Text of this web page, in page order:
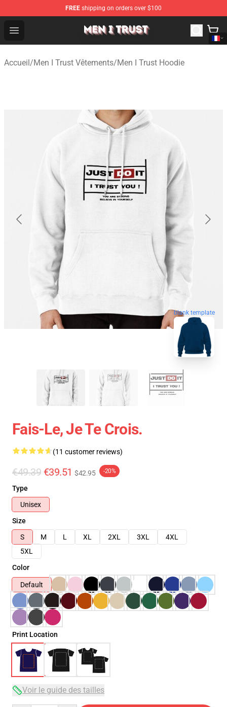
FREE shipping on orders over $100
Open menu
Men I Trust Shop - Official Men I Trust Merchandise Store
Accueil/Men I Trust Vêtements/Men I Trust Hoodie
blank template
Fais-Le, Je Te Crois.
(11 customer reviews)
€49.39 €39.51 $42.95 -20%
Type
Unisex
Size
S
M L XL 2XL 3XL
4XL
5XL
Color
Default
Print Location
Voir le guide des tailles